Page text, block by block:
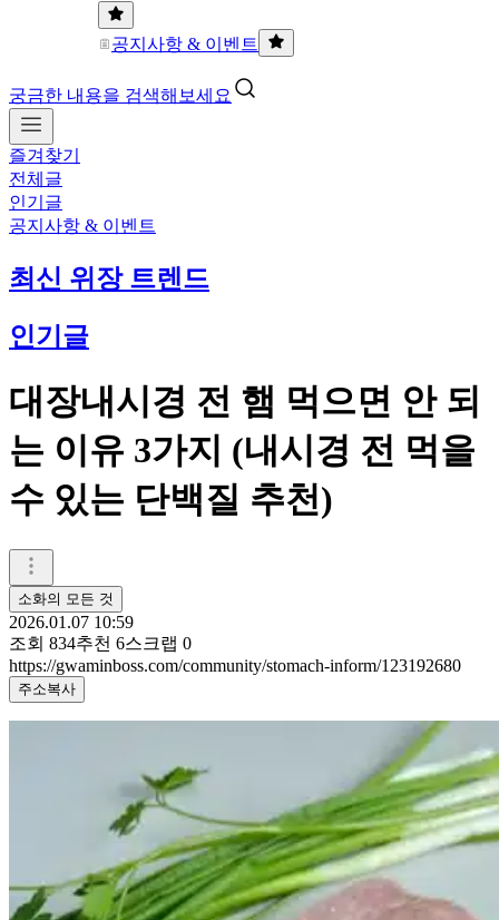
공지사항 & 이벤트
궁금한 내용을 검색해보세요
즐겨찾기
전체글
인기글
공지사항 & 이벤트
최신 위장 트렌드
인기글
대장내시경 전 햄 먹으면 안 되
는 이유 3가지 (내시경 전 먹을
수 있는 단백질 추천)
소화의 모든 것
2026.01.07 10:59
조회 834추천 6스크랩 0
https://gwaminboss.com/community/stomach-inform/123192680
주소복사